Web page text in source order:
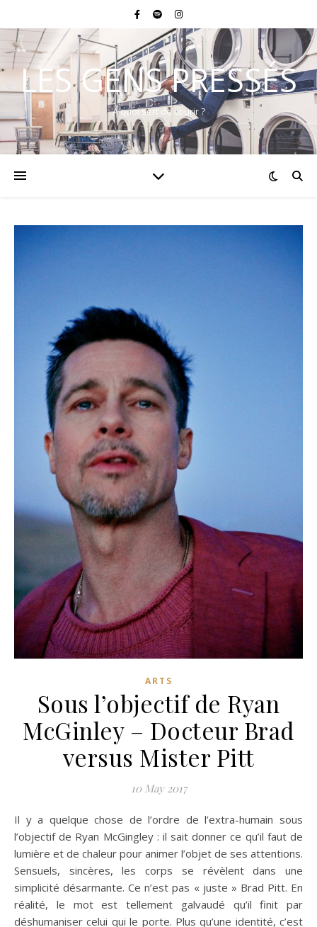
LES GENS PRESSÉS
A quoi sert de courir ?
ARTS
Sous l’objectif de Ryan
McGinley – Docteur Brad
versus Mister Pitt
10 May 2017
Il y a quelque chose de l’ordre de l’extra-humain sous
l’objectif de Ryan McGingley : il sait donner ce qu’il faut de
lumière et de chaleur pour animer l’objet de ses attentions.
Sensuels, sincères, les corps se révèlent dans une
simplicité désarmante. Ce n’est pas « juste » Brad Pitt. En
réalité, le mot est tellement galvaudé qu’il finit par
déshumaniser celui qui le porte. Plus qu’une identité, c’est